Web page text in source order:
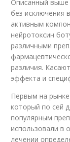
Описанный выше
без исключения
активным
нейротоксин
различными
различия.
эффекта и
Первым на
который по сей
популярным
использовали в
лечении